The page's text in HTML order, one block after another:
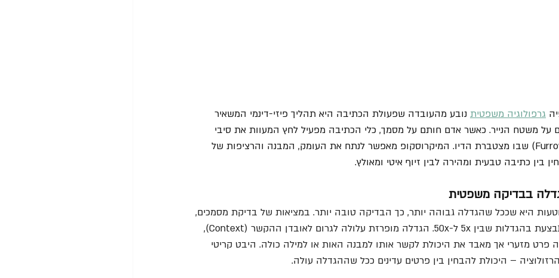
גרפולוגיה משפטית נובע מהעובדה שפעולת הכתיבה היא תהליך פיזי-דינמי המשאיר
על משטח הנייר. כאשר אדם חותם על מסמך, כלי הכתיבה מפעיל לחץ המעוות את סיבי
הנייר ויוצר חריץ (Furrow) שבו מצטברת הדיו. המיקרוסקופ מאפשר לנתח את העומק, המבנה והרציפות של
בין כתיבה טבעית ומהירה לבין זיוף איטי ומאולץ.
בבדיקה משפטית
היא שככל שהגדלה גבוהה יותר, כך הבדיקה טובה יותר. במציאות של בדיקת מסמכים,
מרבית העבודה מתבצעת בהגדלות שבין 5x ל-50x. הגדלה מופרזת עלולה לגרום לאובדן ההקשר (Context),
פרט מזערי אך מאבד את היכולת לקשר אותו למבנה האות או למילה כולה. היבט קריטי
– היכולת להבחין בין פרטים עדינים ככל שההגדלה עולה.